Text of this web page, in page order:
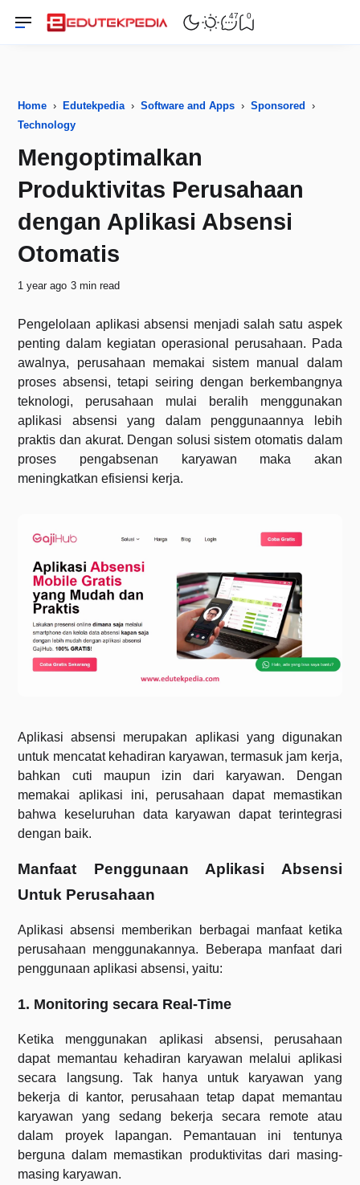
47 0
Home › Edutekpedia ›Software and Apps ›Sponsored
›
Technology
Mengoptimalkan
Produktivitas Perusahaan
dengan Aplikasi Absensi
Otomatis
1 year ago 3 min read
Pengelolaan aplikasi absensi menjadi salah satu aspek
penting dalam kegiatan operasional perusahaan. Pada
awalnya, perusahaan memakai sistem manual dalam
proses absensi, tetapi seiring dengan berkembangnya
teknologi, perusahaan mulai beralih menggunakan
aplikasi absensi yang dalam penggunaannya lebih
praktis dan akurat. Dengan solusi sistem otomatis dalam
proses pengabsenan karyawan maka akan
meningkatkan efisiensi kerja.
Aplikasi absensi merupakan aplikasi yang digunakan
untuk mencatat kehadiran karyawan, termasuk jam kerja,
bahkan cuti maupun izin dari karyawan. Dengan
memakai aplikasi ini, perusahaan dapat memastikan
bahwa keseluruhan data karyawan dapat terintegrasi
dengan baik.
Manfaat Penggunaan Aplikasi Absensi
Untuk Perusahaan
Aplikasi absensi memberikan berbagai manfaat ketika
perusahaan menggunakannya. Beberapa manfaat dari
penggunaan aplikasi absensi, yaitu:
1. Monitoring secara Real-Time
Ketika menggunakan aplikasi absensi, perusahaan
dapat memantau kehadiran karyawan melalui aplikasi
secara langsung. Tak hanya untuk karyawan yang
bekerja di kantor, perusahaan tetap dapat memantau
karyawan yang sedang bekerja secara remote atau
dalam proyek lapangan. Pemantauan ini tentunya
berguna dalam memastikan produktivitas dari masing-
masing karyawan.